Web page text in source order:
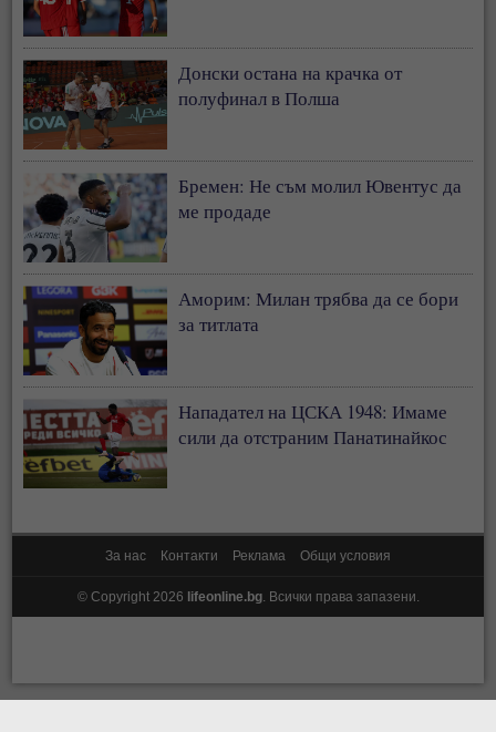
Донски остана на крачка от
полуфинал в Полша
Бремен: Не съм молил Ювентус да
ме продаде
Аморим: Милан трябва да се бори
за титлата
Нападател на ЦСКА 1948: Имаме
сили да отстраним Панатинайкос
За нас Контакти Реклама Общи условия
© Copyright 2026 lifeonline.bg. Всички права запазени.